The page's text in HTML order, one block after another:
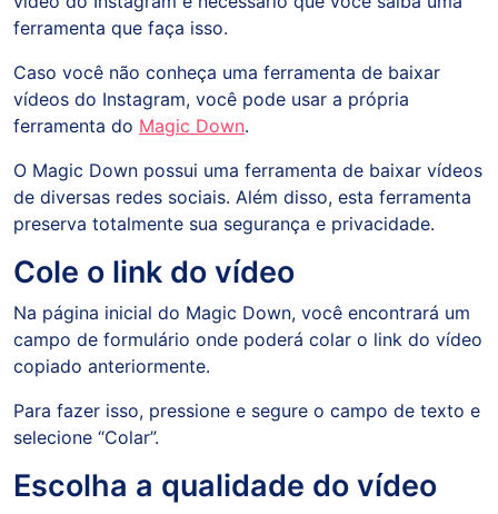
ferramenta que faça isso.
Caso você não conheça uma ferramenta de baixar
vídeos do Instagram, você pode usar a própria
ferramenta do Magic Down.
O Magic Down possui uma ferramenta de baixar vídeos
de diversas redes sociais. Além disso, esta ferramenta
preserva totalmente sua segurança e privacidade.
Cole o link do vídeo
Na página inicial do Magic Down, você encontrará um
campo de formulário onde poderá colar o link do vídeo
copiado anteriormente.
Para fazer isso, pressione e segure o campo de texto e
selecione “Colar”.
Escolha a qualidade do vídeo